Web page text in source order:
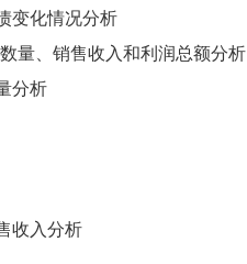
变化情况分析
量、销售收入和利润总额分析
分析
收入分析